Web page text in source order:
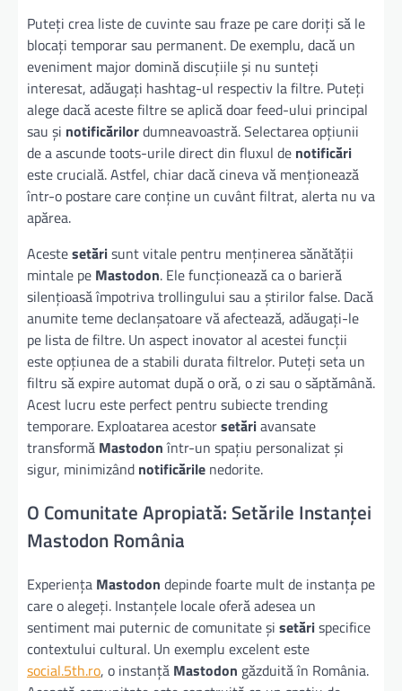
Puteți crea liste de cuvinte sau fraze pe care doriți să le
blocați temporar sau permanent. De exemplu, dacă un
eveniment major domină discuțiile și nu sunteți
interesat, adăugați hashtag-ul respectiv la filtre. Puteți
alege dacă aceste filtre se aplică doar feed-ului principal
sau și notificărilordumneavoastră. Selectarea opțiunii
de a ascunde toots-urile direct din fluxul de notificări
este crucială. Astfel, chiar dacă cineva vă menționează
într-o postare care conține un cuvânt filtrat, alerta nu va
apărea.
Acestesetărisunt vitale pentru menținerea sănătății
mintale pe Mastodon. Ele funcționează ca o barieră
silențioasă împotriva trollingului sau a știrilor false. Dacă
anumite teme declanșatoare vă afectează, adăugați-le
pe lista de filtre. Un aspect inovator al acestei funcții
este opțiunea de a stabili durata filtrelor. Puteți seta un
filtru să expire automat după o oră, o zi sau o săptămână.
Acest lucru este perfect pentru subiecte trending
temporare. Exploatarea acestorsetăriavansate
transformă Mastodonîntr-un spațiu personalizat și
sigur, minimizând notificările nedorite.
O Comunitate Apropiată: Setările Instanței
Mastodon România
Experiența Mastodon depinde foarte mult de instanța pe
care o alegeți. Instanțele locale oferă adesea un
sentiment mai puternic de comunitate și setărispecifice
contextului cultural. Un exemplu excelent este
social.5th.ro, o instanță Mastodon găzduită în România.